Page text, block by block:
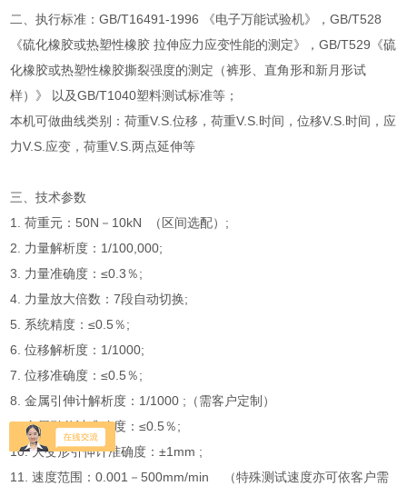
二、执行标准：GB/T16491-1996 《电子万能试验机》，GB/T528
《硫化橡胶或热塑性橡胶 拉伸应力应变性能的测定》，GB/T529《硫
化橡胶或热塑性橡胶撕裂强度的测定（裤形、直角形和新月形试
样）》 以及GB/T1040塑料测试标准等；
本机可做曲线类别：荷重V.S.位移，荷重V.S.时间，位移V.S.时间，应
力V.S.应变，荷重V.S.两点延伸等
三、技术参数
1. 荷重元：50N－10kN （区间选配）;
2. 力量解析度：1/100,000;
3. 力量准确度：≤0.3％;
4. 力量放大倍数：7段自动切换;
5. 系统精度：≤0.5％;
6. 位移解析度：1/1000;
7. 位移准确度：≤0.5％;
8. 金属引伸计解析度：1/1000 ;（需客户定制）
9. 金属引伸计准确度：≤0.5％;
10. 大变形引伸计准确度：±1mm ;
11. 速度范围：0.001－500mm/min （特殊测试速度亦可依客户需